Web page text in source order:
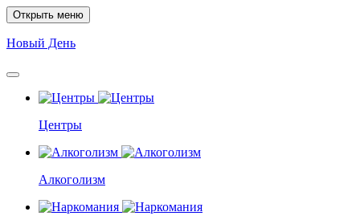
Открыть меню
Новый День
Центры
Алкоголизм